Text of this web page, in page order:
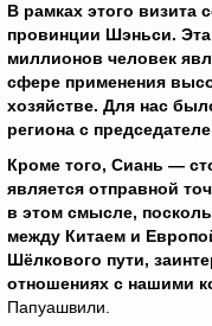
В рамках этого визита
провинции Шэньси.
миллионов человек
сфере применения
хозяйстве. Для нас
региона с
Кроме того, Сиань —
является отправной
в этом смысле,
между Китаем и
Шёлкового пути,
отношениях с нашими
Папуашвили.